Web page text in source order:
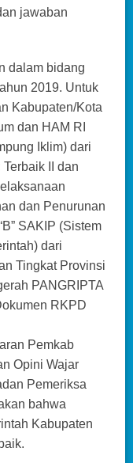
jawaban
dalam bidang
2019. Untuk
Kabupaten/Kota
dan HAM RI
Iklim) dari
II dan
dan Penurunan
SAKIP (Sistem
dari
Tingkat Provinsi
PANGRIPTA
RKPD
Pemkab
Opini Wajar
Pemeriksa
bahwa
Kabupaten